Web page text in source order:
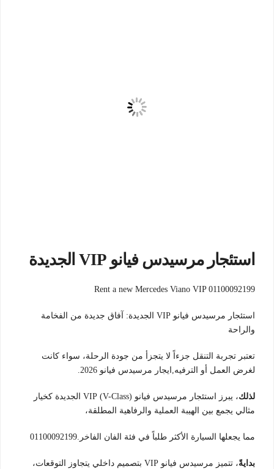
استئجار مرسيدس فيانو VIP الجديدة
Rent a new Mercedes Viano VIP 01100092199
استئجار مرسيدس فيانو VIP الجديدة: آفاق جديدة من الفخامة
والراحة
تعتبر تجربة التنقل جزءاً لا يتجزأ من جودة الرحلة، سواء كانت
لغرض العمل أو الترفيه,ايجار مرسيدس فيانو 2026.
لذلك
، يبرز استئجار مرسيدس فيانو (V-Class) VIP الجديدة كخيار
مثالي يجمع بين الهيبة العملية والرفاهية المطلقة،
مما يجعلها السيارة الأكثر طلباً في فئة الفان الفاخر.01100092199
بدايةً
، تتميز مرسيدس فيانو VIP بتصميم داخلي يتجاوز التوقعات،